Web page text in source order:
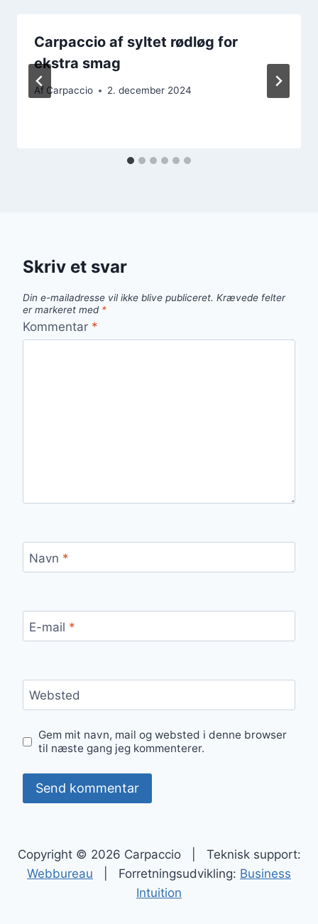
Carpaccio af syltet rødløg for
ekstra smag
Af Carpaccio 2. december 2024
Skriv et svar
Din e-mailadresse vil ikke blive publiceret. Krævede felter
er markeret med *
Kommentar *
Navn *
E-mail *
Websted
Gem mit navn, mail og websted i denne browser
til næste gang jeg kommenterer.
Copyright © 2026 Carpaccio | Teknisk support:
Webbureau | Forretningsudvikling: Business
Intuition